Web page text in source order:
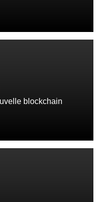
blockchain